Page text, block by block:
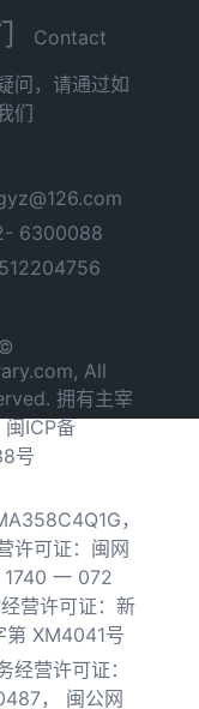
Contact
问，请通过如
们
6300088
All
拥有主宰
闽ICP备
号
，
许可证：闽网
一 072
营许可证：新
第 XM4041号
经营许可证：
，
闽公网